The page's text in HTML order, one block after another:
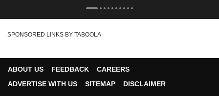
SPONSORED LINKS BY TABOOLA
ABOUT US FEEDBACK
CAREERS
ADVERTISE WITH US
SITEMAP
DISCLAIMER